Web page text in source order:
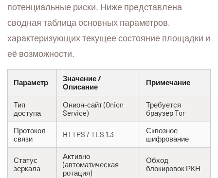
потенциальные риски. Ниже представлена
сводная таблица основных параметров,
характеризующих текущее состояние площадки и
её возможности.
Параметр
Значение /
Описание
Примечание
Тип
доступа
Онион-сайт (Onion
Service)
Требуется
браузер Tor
Протокол
связи
HTTPS / TLS 1.3
Сквозное
шифрование
Статус
зеркала
Активно
(автоматическая
ротация)
Обход
блокировок РКН